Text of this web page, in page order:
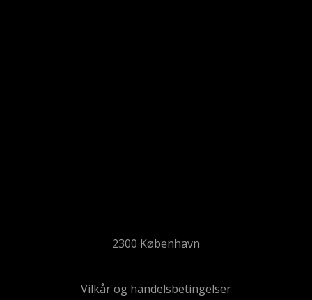
2300 København
Vilkår og handelsbetingelser